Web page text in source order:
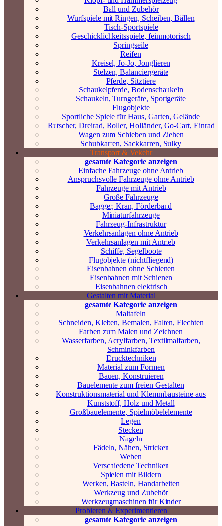
Ball und Zubehör
Wurfspiele mit Ringen, Scheiben, Bällen
Tisch-Sportspiele
Geschicklichkeitsspiele, feinmotorisch
Springseile
Reifen
Kreisel, Jo-Jo, Jonglieren
Stelzen, Balanciergeräte
Pferde, Sitztiere
Schaukelpferde, Bodenschaukeln
Schaukeln, Turngeräte, Sportgeräte
Flugobjekte
Sportliche Spiele für Haus, Garten, Gelände
Rutscher, Dreirad, Roller, Holländer, Go-Cart, Einrad
Wagen zum Schieben und Ziehen
Schubkarren, Sackkarren, Sulky
Transport & Vekehr
gesamte Kategorie anzeigen
Einfache Fahrzeuge ohne Antrieb
Anspruchsvolle Fahrzeuge ohne Antrieb
Fahrzeuge mit Antrieb
Große Fahrzeuge
Bagger, Kran, Förderband
Miniaturfahrzeuge
Fahrzeug-Infrastruktur
Verkehrsanlagen ohne Antrieb
Verkehrsanlagen mit Antrieb
Schiffe, Segelboote
Flugobjekte (nichtfliegend)
Eisenbahnen ohne Schienen
Eisenbahnen mit Schienen
Eisenbahnen elektrisch
Gestalten mit Material
gesamte Kategorie anzeigen
Maltafeln
Schneiden, Kleben, Bemalen, Falten, Flechten
Farben zum Malen und Zeichnen
Wasserfarben, Acrylfarben, Textilmalfarben,
Schminkfarben
Drucktechniken
Material zum Formen
Bauen, Konstruieren
Bauelemente zum freien Gestalten
Konstruktionsmaterial und Klemmbausteine aus
Kunststoff, Holz und Metall
Großbauelemente, Spielmöbelelemente
Legen
Stecken
Nageln
Fädeln, Nähen, Stricken
Weben
Verschiedene Techniken
Spielen mit Bildern
Werken, Basteln, Handarbeiten
Werkzeug und Zubehör
Werkzeugmaschinen für Kinder
Probieren & Experimentieren
gesamte Kategorie anzeigen